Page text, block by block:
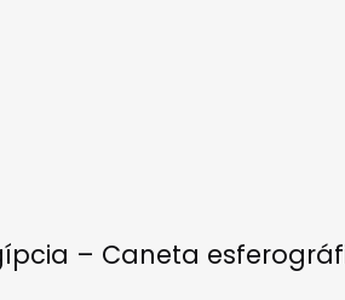
– Caneta